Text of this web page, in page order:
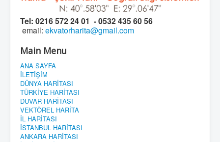
Tel: 0216 572 24 01 - 0532 435 60 56
email: ekvatorharita@gmail.com
Main Menu
ANA SAYFA
İLETİŞİM
DÜNYA HARİTASI
TÜRKİYE HARİTASI
DUVAR HARİTASI
VEKTÖREL HARİTA
İL HARİTASI
İSTANBUL HARİTASI
ANKARA HARİTASI